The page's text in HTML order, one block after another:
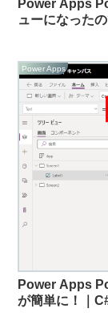
Power Apps
ューになった
Power Apps
Power Apps
が簡単に！｜